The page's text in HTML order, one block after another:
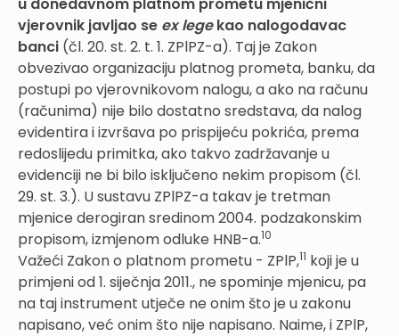
vjerovnik javljao se ex legekao nalogodavac
banci (čl. 20. st. 2. t. 1. ZPlPZ-a). Taj je Zakon
obvezivao organizaciju platnog prometa, banku, da
postupi po vjerovnikovom nalogu, a ako na računu
(računima) nije bilo dostatno sredstava, da nalog
evidentira i izvršava po prispijeću pokrića, prema
redoslijedu primitka, ako takvo zadržavanje u
evidenciji ne bi bilo isključeno nekim propisom (čl.
29. st. 3.). U sustavu ZPlPZ-a takav je tretman
mjenice derogiran sredinom 2004. podzakonskim
propisom, izmjenom odluke HNB-a.10
Važeći Zakon o platnom prometu - ZPlP,11 koji je u
primjeni od 1. siječnja 2011., ne spominje mjenicu, pa
na taj instrument utječe ne onim što je u zakonu
napisano, već onim što nije napisano. Naime, i ZPlP,